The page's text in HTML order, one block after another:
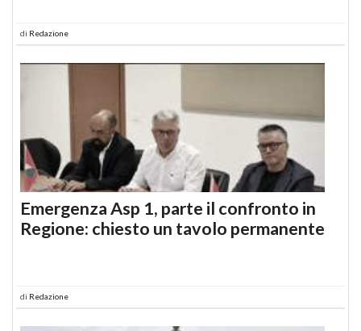
di Redazione
Emergenza Asp 1, parte il confronto in
Regione: chiesto un tavolo permanente
di Redazione